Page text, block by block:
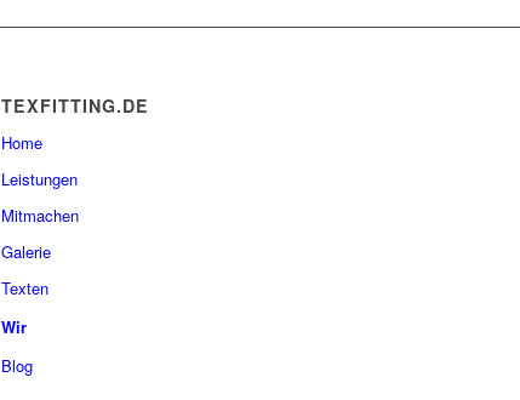
TEXFITTING.DE
Home
Leistungen
Mitmachen
Galerie
Texten
Wir
Blog